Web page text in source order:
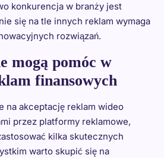
konkurencja w branży jest
się na tle innych reklam wymaga
rozwiązań.
mogą pomóc w
finansowych
na akceptację reklam wideo
przez platformy reklamowe,
kilka skutecznych
warto skupić się na